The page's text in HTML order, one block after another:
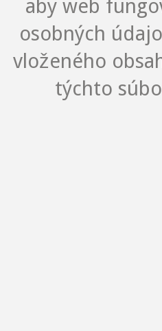
aby web
osobných
vloženého
týchto